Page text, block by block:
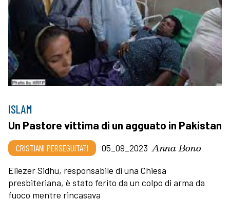
ISLAM
Un Pastore vittima di un agguato in Pakistan
CRISTIANI PERSEGUITATI 05_09_2023 Anna Bono
Eliezer Sidhu, responsabile di una Chiesa
presbiteriana, è stato ferito da un colpo di arma da
fuoco mentre rincasava